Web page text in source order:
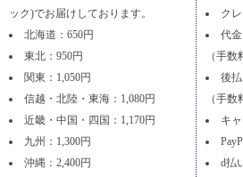
ック)でお届けしております。
北海道：650円
東北：950円
関東：1,050円
信越・北陸・東海：1,080円
近畿・中国・四国：1,170円
九州：1,300円
沖縄：2,400円
ク
代
（手数
後
（手数
キ
d払